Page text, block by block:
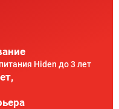
Hiden до 3 лет